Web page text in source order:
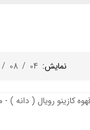
نمایش: 04
/
08
/